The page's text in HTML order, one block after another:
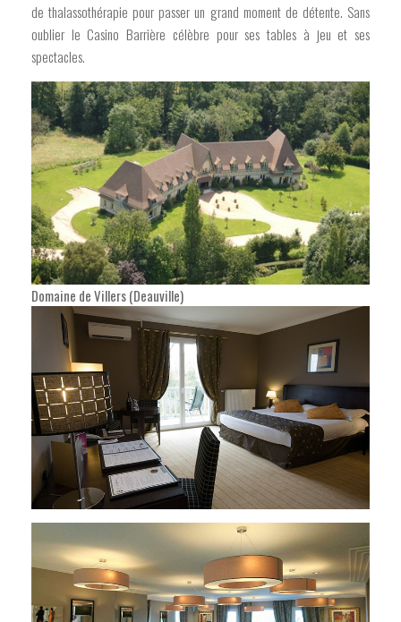
de thalassothérapie pour passer un grand moment de détente. Sans
oublier le Casino Barrière célèbre pour ses tables à jeu et ses
spectacles.
Domaine de Villers (Deauville)